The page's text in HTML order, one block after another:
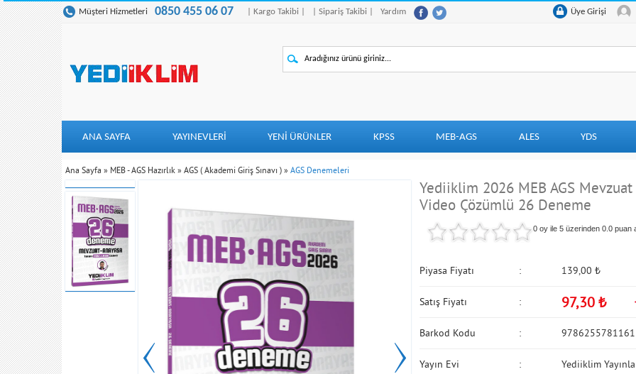
Müşteri Hizmetleri 0850 455 06 07 | Kargo Takibi | | Sipariş Takibi | Yardım Üye Girişi
ANA SAYFA YAYINEVLERİ YENI ÜRÜNLER KPSS MEB-AGS ALES YDS
Ana Sayfa » MEB - AGS Hazırlık » AGS ( Akademi Giriş Sınavı ) » AGS Denemeleri
Yediiklim 2026 MEB AGS Mevzuat
Video Çözümlü 26 Deneme
0 oy ile 5 üzerinden 0.0puan
Piyasa Fiyatı 139,00 ₺
Satış Fiyatı 97,30 ₺
Barkod Kodu 9786255781161
Yayın Evi Yediiklim